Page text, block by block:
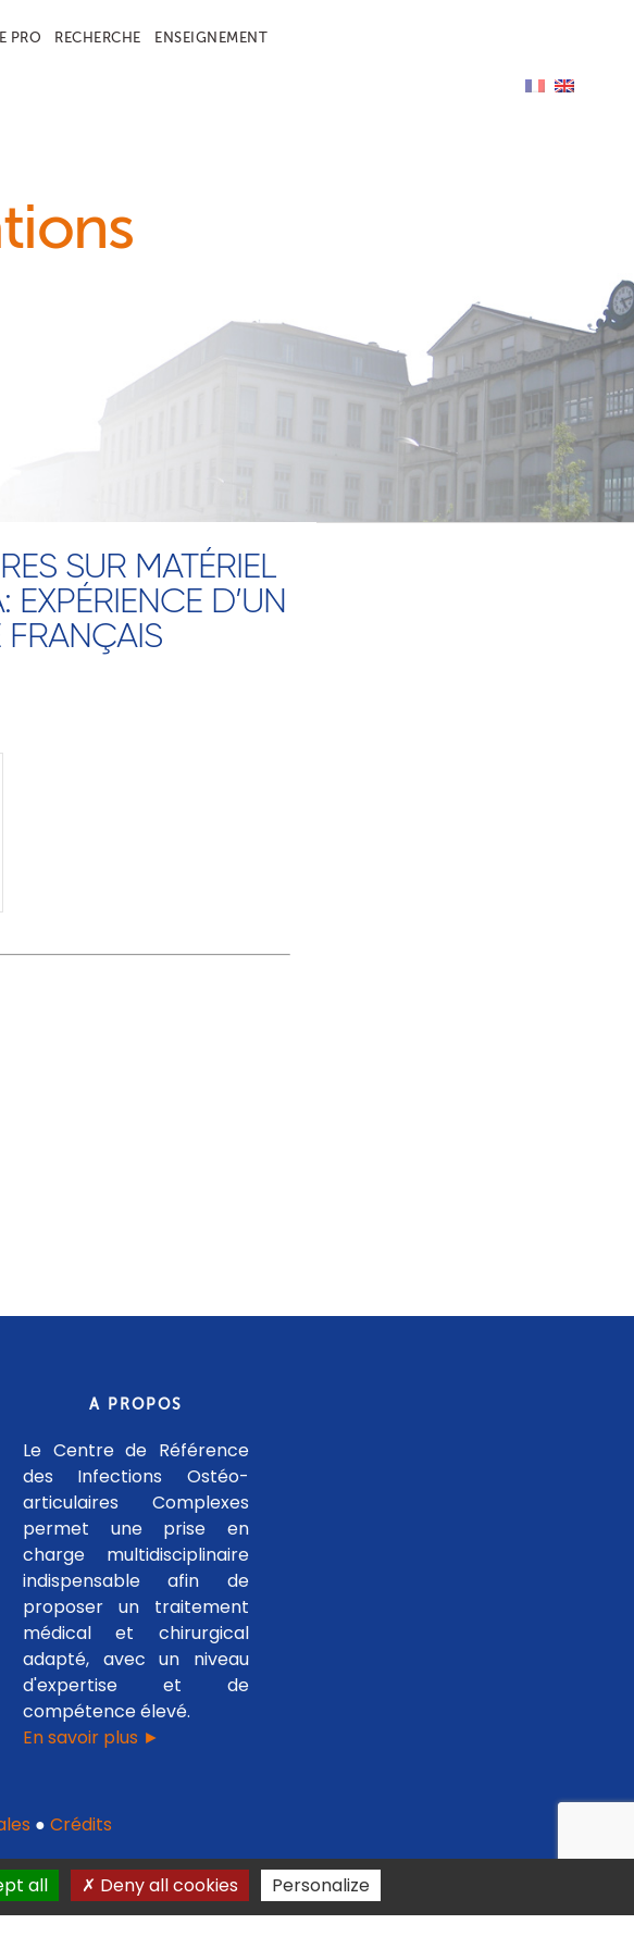
PRO RECHERCHE ENSEIGNEMENT
SUR MATÉRIEL
D’UN
FRANÇAIS
A PROPOS
Le Centre de Référence
des Infections Ostéo-
articulaires Complexes
permet une prise en
charge multidisciplinaire
indispensable afin de
proposer un traitement
médical et chirurgical
adapté, avec un niveau
d'expertise et de
compétence élevé.
En savoir plus ►
● Crédits
all Deny all cookies Personalize